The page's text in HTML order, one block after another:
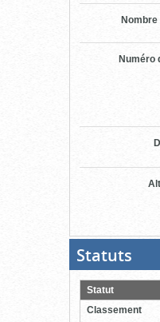
Numéro
Statuts
pour
Statut
Classement